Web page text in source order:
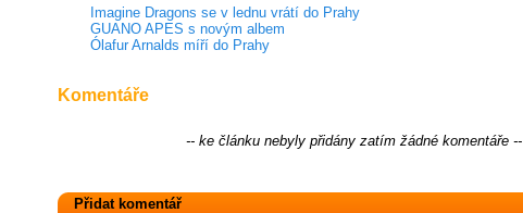
Imagine Dragons se v lednu vrátí do Prahy
GUANO APES s novým albem
Ólafur Arnalds míří do Prahy
Komentáře
-- ke článku nebyly přidány zatím žádné komentáře --
Přidat komentář